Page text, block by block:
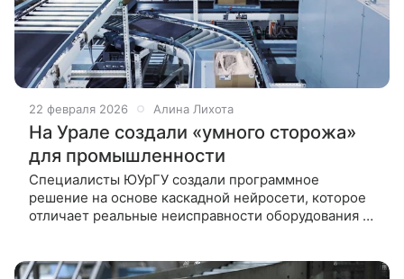
22 февраля 2026 Алина Лихота
На Урале создали «умного сторожа»
для промышленности
Специалисты ЮУрГУ создали программное
решение на основе каскадной нейросети, которое
отличает реальные неисправности оборудования от